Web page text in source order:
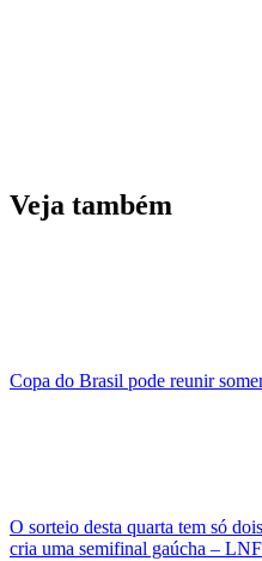
Veja também
Copa do Brasil pode reunir
O sorteio desta quarta tem só
cria uma semifinal gaúcha – LNF